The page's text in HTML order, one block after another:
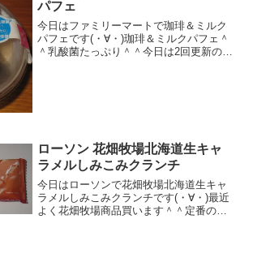
パフェ
今日はファミリーマートで珈琲＆ミルク
パフェです(・∀・)珈琲＆ミルクパフェ＾
＾乳酸菌たっぷり＾＾今日は2回更新の2
ローソン 花畑牧場北海道生キャ
ラメルしみこみクランチ
今日はローソンで花畑牧場北海道生キャ
ラメルしみこみクランチです(・∀・)最近
よく花畑牧場商品買います＾＾定番の生